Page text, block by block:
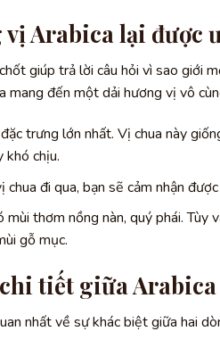
Arabica lại được
giúp trả lời câu hỏi vì sao giới
mang đến một dải hương vị vô
trưng lớn nhất. Vị chua này
khó chịu.
chua đi qua, bạn sẽ cảm nhận
thơm nồng nàn, quý phái. Tùy
gỗ mục.
tiết giữa Arabica
nhất về sự khác biệt giữa hai